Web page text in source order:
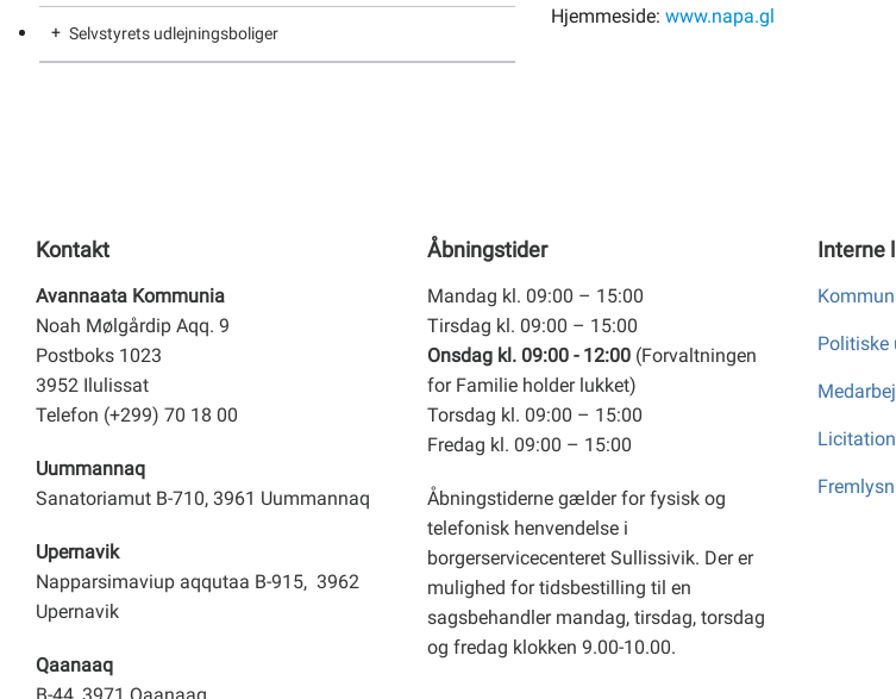
Husejerskifte – Meddel
Selvstyrets udlejningsboliger
Hjemmeside: www.napa.gl
Kontakt
Avannaata Kommunia
Noah Mølgårdip Aqq. 9
Postboks 1023
3952 Ilulissat
Telefon (+299) 70 18 00
Uummannaq
Sanatoriamut B-710, 3961 Uummannaq
Upernavik
Napparsimaviup aqqutaa B-915, 3962
Upernavik
Qaanaaq
Åbningstider
Mandag kl. 09:00 – 15:00
Tirsdag kl. 09:00 – 15:00
Onsdag kl. 09:00 - 12:00 (Forvaltningen
for Familie holder lukket)
Torsdag kl. 09:00 – 15:00
Fredag kl. 09:00 – 15:00
Åbningstiderne gælder for fysisk og
telefonisk henvendelse i
borgerservicecenteret Sullissivik. Der er
mulighed for tidsbestilling til en
sagsbehandler mandag, tirsdag, torsdag
og fredag klokken 9.00-10.00.
Interne
Politiske